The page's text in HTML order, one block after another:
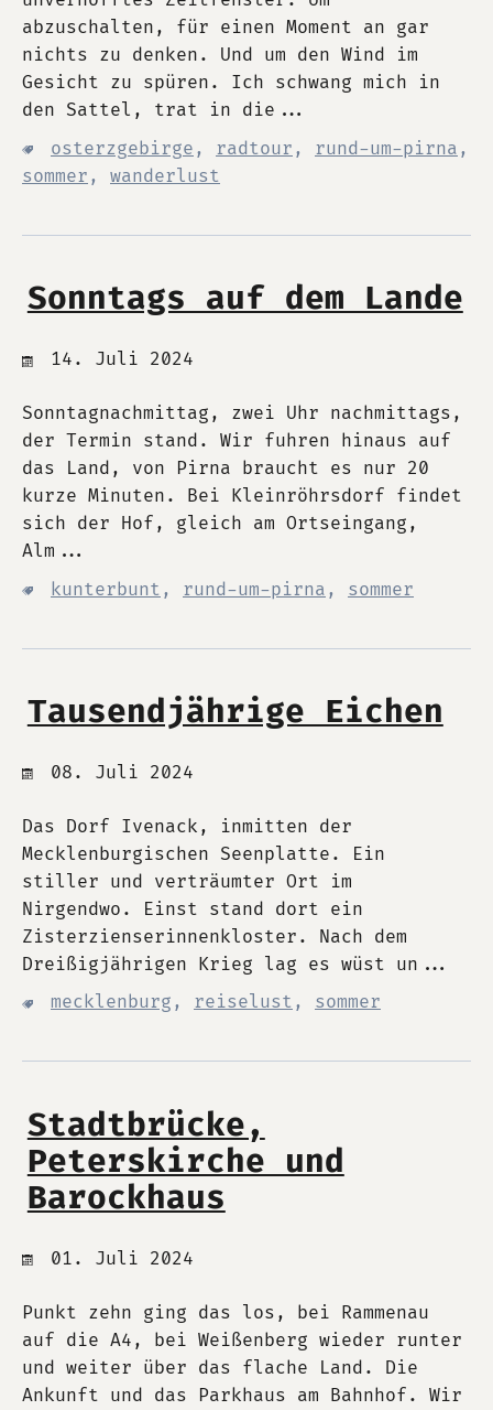
abzuschalten, für einen Moment an gar
nichts zu denken. Und um den Wind im
Gesicht zu spüren. Ich schwang mich in
den Sattel, trat in die...
osterzgebirge , radtour , rund-um-pirna ,
sommer , wanderlust
Sonntags auf dem Lande
14. Juli 2024
Sonntagnachmittag, zwei Uhr nachmittags,
der Termin stand. Wir fuhren hinaus auf
das Land, von Pirna braucht es nur 20
kurze Minuten. Bei Kleinröhrsdorf findet
sich der Hof, gleich am Ortseingang,
Alm...
kunterbunt , rund-um-pirna , sommer
Tausendjährige Eichen
08. Juli 2024
Das Dorf Ivenack, inmitten der
Mecklenburgischen Seenplatte. Ein
stiller und verträumter Ort im
Nirgendwo. Einst stand dort ein
Zisterzienserinnenkloster. Nach dem
Dreißigjährigen Krieg lag es wüst un...
mecklenburg , reiselust , sommer
Stadtbrücke,
Peterskirche und
Barockhaus
01. Juli 2024
Punkt zehn ging das los, bei Rammenau
auf die A4, bei Weißenberg wieder runter
und weiter über das flache Land. Die
Ankunft und das Parkhaus am Bahnhof. Wir